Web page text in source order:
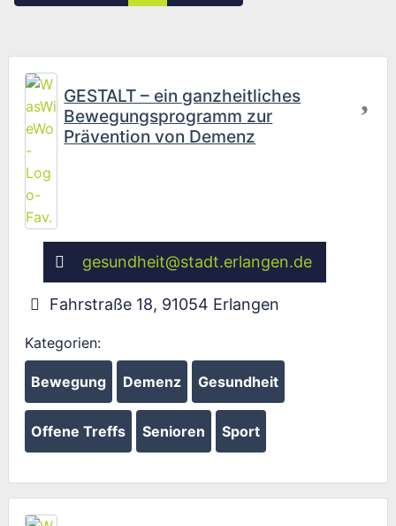
GESTALT – ein ganzheitliches
Bewegungsprogramm zur
Prävention von Demenz
gesundheit@stadt.erlangen.de
Fahrstraße 18, 91054 Erlangen
Kategorien:
Bewegung Demenz Gesundheit
Offene Treffs Senioren Sport